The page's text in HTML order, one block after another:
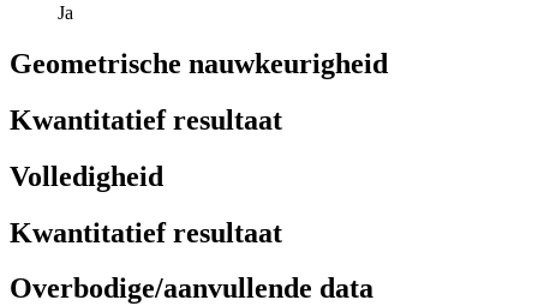
Ja
Geometrische nauwkeurigheid
Kwantitatief resultaat
Volledigheid
Kwantitatief resultaat
Overbodige/aanvullende data